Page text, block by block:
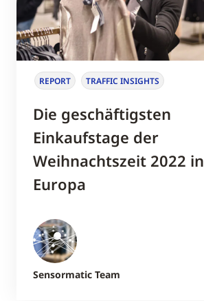
REPORT TRAFFIC INSIGHTS
Die geschäftigsten
Einkaufstage der
Weihnachtszeit 2022 in
Europa
Sensormatic Team